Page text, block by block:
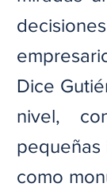
Dice
nivel,
pequeñas
como